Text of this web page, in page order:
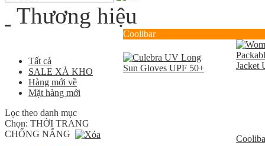
Thương hiệu
Tất cả
SALE XẢ KHO
Hàng mới về
Mặt hàng mới
Lọc theo danh mục
Chọn: THỜI TRANG
CHỐNG NẮNG
Coolibar